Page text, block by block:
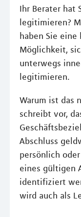
Ihr Berater hat
legitimieren?
haben Sie
Möglichkeit,
unterwegs
legitimieren.
Warum ist das
schreibt vor,
Abschluss
persönlich
eines gültigen
identifiziert
wird auch als